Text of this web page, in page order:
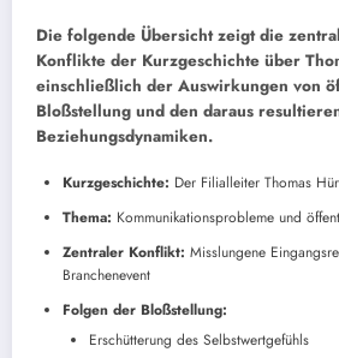
Die folgende Übersicht zeigt die
Konflikte der Kurzgeschichte über
einschließlich der Auswirkungen von
Bloßstellung und den daraus
Beziehungsdynamiken.
Kurzgeschichte: Der Filialleiter Thomas
Thema: Kommunikationsprobleme und
Zentraler Konflikt: Misslungene
Branchenevent
Folgen der Bloßstellung:
Erschütterung des Selbstwertgefühls